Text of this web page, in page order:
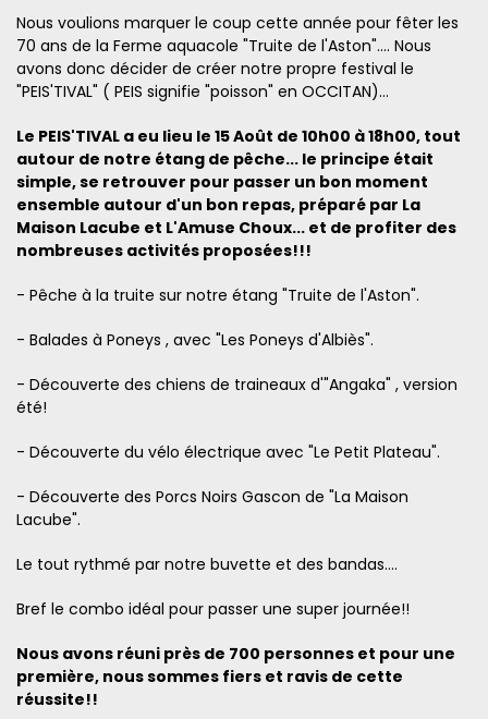
Nous voulions marquer le coup cette année pour fêter les
70 ans de la Ferme aquacole "Truite de l'Aston".... Nous
avons donc décider de créer notre propre festival le
"PEIS'TIVAL" ( PEIS signifie "poisson" en OCCITAN)...
Le PEIS'TIVAL a eu lieu le 15 Août de 10h00 à 18h00, tout
autour de notre étang de pêche... le principe était
simple, se retrouver pour passer un bon moment
ensemble autour d'un bon repas, préparé par La
Maison Lacube et L'Amuse Choux... et de profiter des
nombreuses activités proposées!!!
- Pêche à la truite sur notre étang "Truite de l'Aston".
- Balades à Poneys , avec "Les Poneys d'Albiès".
- Découverte des chiens de traineaux d'"Angaka" , version
été!
- Découverte du vélo électrique avec "Le Petit Plateau".
- Découverte des Porcs Noirs Gascon de "La Maison
Lacube".
Le tout rythmé par notre buvette et des bandas....
Bref le combo idéal pour passer une super journée!!
Nous avons réuni près de 700 personnes et pour une
première, nous sommes fiers et ravis de cette
réussite!!